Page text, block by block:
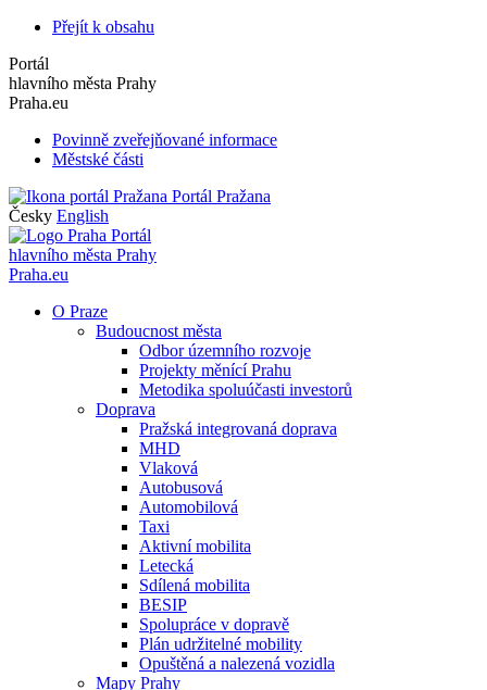
Přejít k obsahu
Portál
hlavního města Prahy
Praha.eu
Povinně zveřejňované informace
Městské části
Portál Pražana
Česky English
Portál
hlavního města Prahy
Praha.eu
O Praze
Budoucnost města
Odbor územního rozvoje
Projekty měnící Prahu
Metodika spoluúčasti investorů
Doprava
Pražská integrovaná doprava
MHD
Vlaková
Autobusová
Automobilová
Taxi
Aktivní mobilita
Letecká
Sdílená mobilita
BESIP
Spolupráce v dopravě
Plán udržitelné mobility
Opuštěná a nalezená vozidla
Mapy Prahy